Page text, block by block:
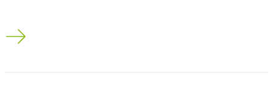
Forschungsmission in Kap Verde: Mit HALO die